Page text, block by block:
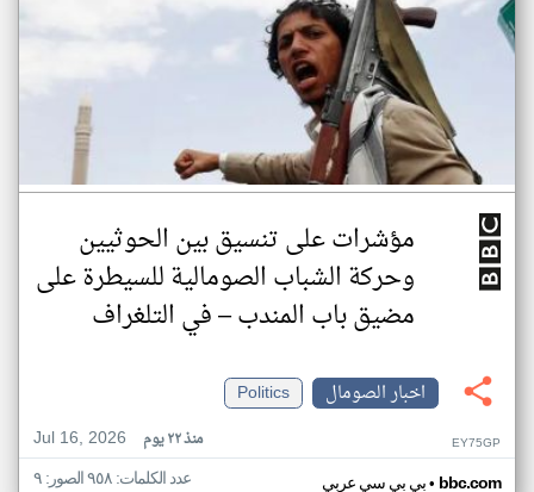
مؤشرات على تنسيق بين الحوثيين
وحركة الشباب الصومالية للسيطرة على
مضيق باب المندب – في التلغراف
اخبار الصومال
Politics
Jul 16, 2026
منذ ٢٢ يوم EY75GP
بي بي سي عربي• bbc.com عدد الكلمات: ٩٥٨ الصور: ٩